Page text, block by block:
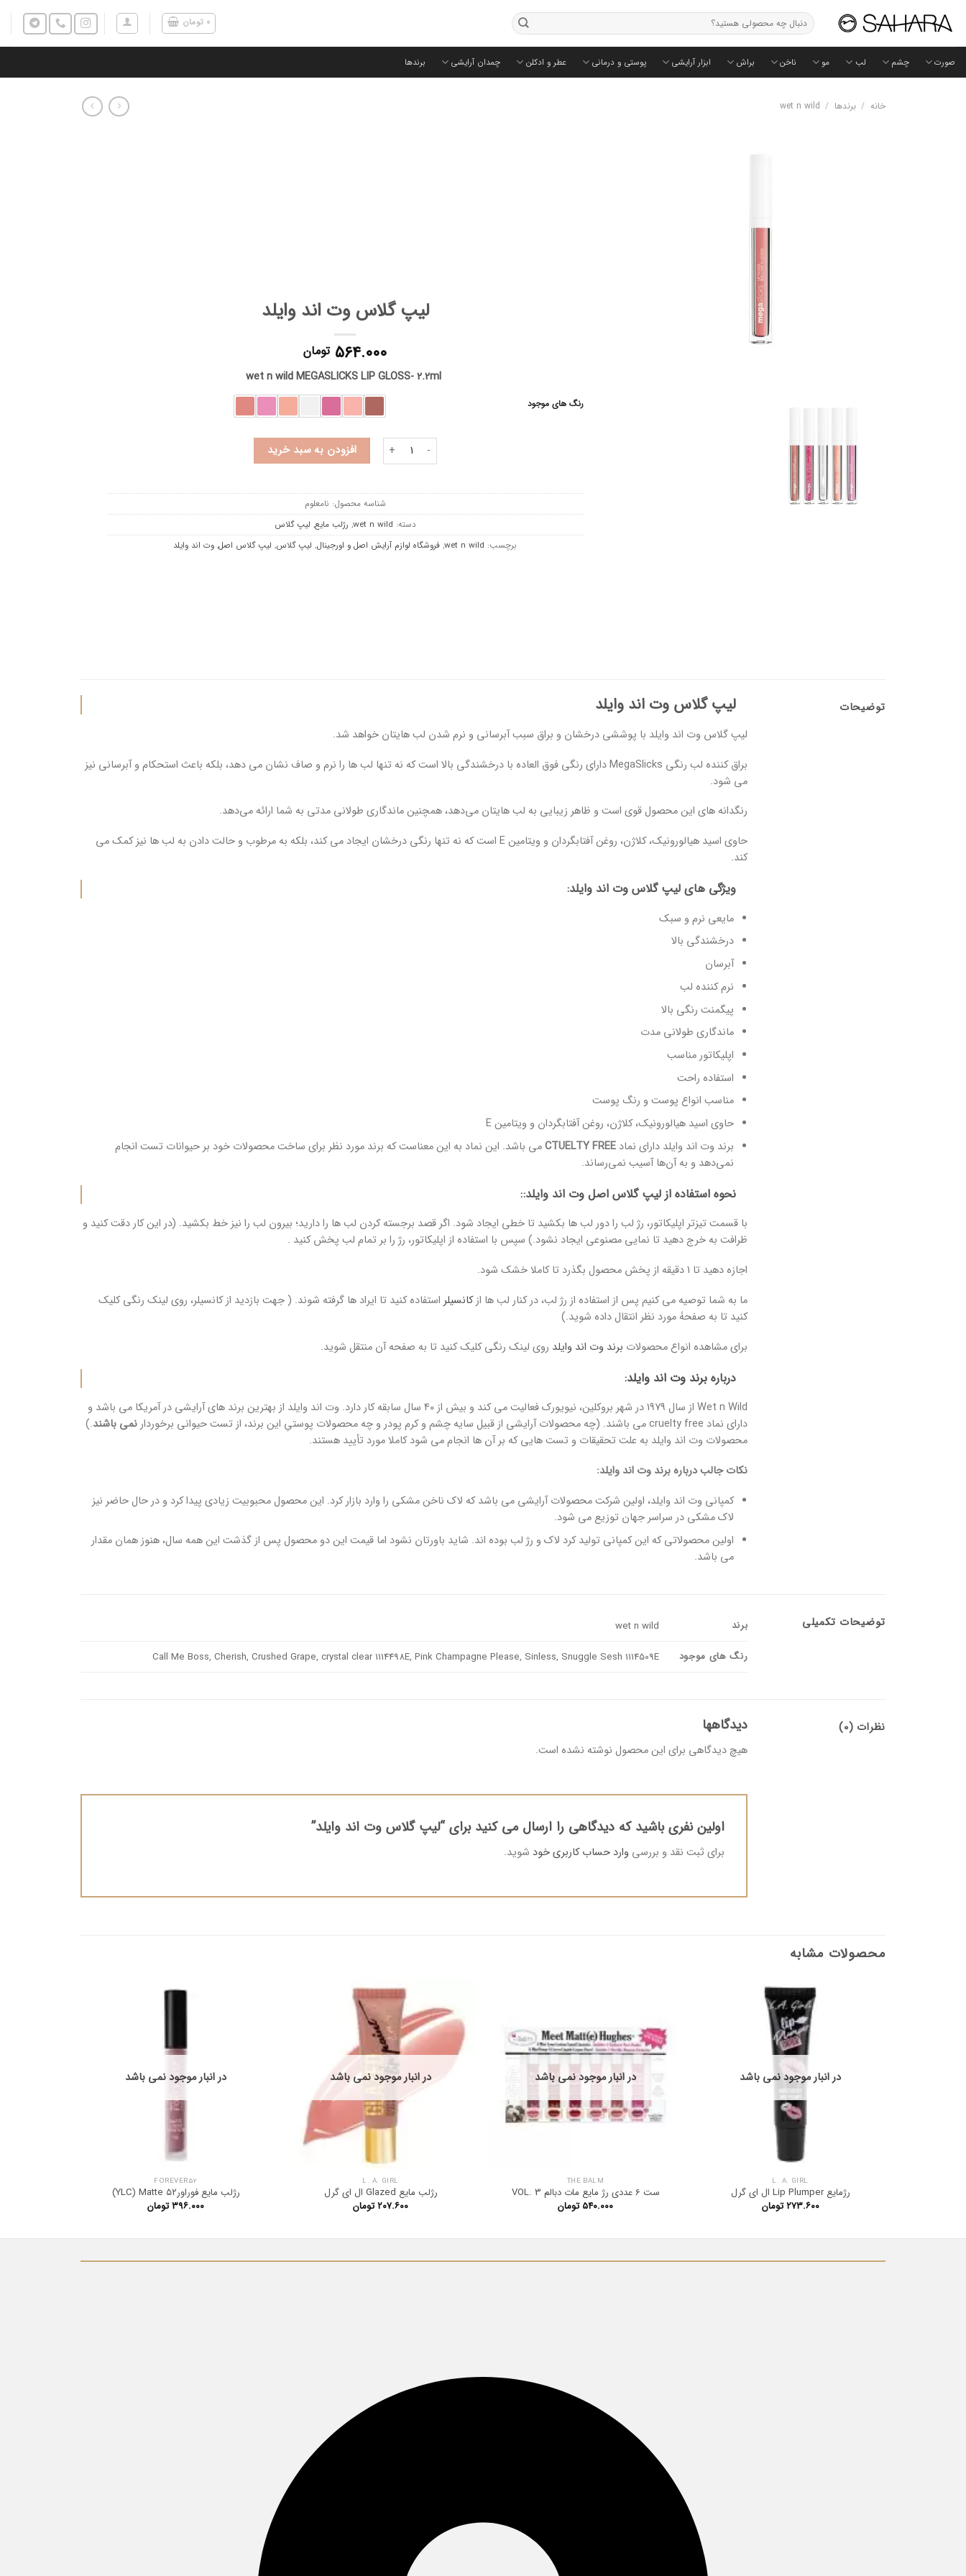
جستجو
برای:
۰ تومان
صورت چشم لب مو ناخن براش ابزار آرایشی پوستی و درمانی عطر و ادکلن چمدان آرایشی برندها
خانه / برندها /
wet n wild
لیپ گلاس وت اند وایلد
۵۶۴.۰۰۰ تومان
رنگ های موجود
لیپ گلاس وت اند وایلد عددافزودن به سبد خرید
شناسه محصول: نامعلوم
دسته: wet n wild
, رژلب مایع, لیپ گلاس
برچسب: wet n wild
, فروشگاه لوازم آرایش اصل و اورجینال, لیپ گلاس, لیپ گلاس اصل, وت اند وایلد
توضیحات لیپ گلاس وت اند وایلد
لیپ گلاس وت اند وایلد با پوششی درخشان و براق سبب آبرسانی و نرم شدن لب هایتان خواهد شد.
براق کننده لب رنگی MegaSlicks دارای رنگی فوق العاده با درخشندگی بالا است که نه تنها لب ها را نرم و صاف نشان می دهد، بلکه باعث استحکام و آبرسانی نیز
می شود.
رنگدانه های این محصول قوی است و ظاهر زیبایی به لب هایتان می‌دهد، همچنین ماندگاری طولانی مدتی به شما ارائه می‌دهد.
حاوی اسید هیالورونیک، کلاژن، روغن آفتابگردان و ویتامین E است که نه تنها رنگی درخشان ایجاد می کند، بلکه به مرطوب و حالت دادن به لب ها نیز کمک می
کند.
ویژگی های لیپ گلاس وت اند وایلد:
مایعی نرم و سبک
درخشندگی بالا
آبرسان
نرم کننده لب
پیگمنت رنگی بالا
ماندگاری طولانی مدت
اپلیکاتور مناسب
استفاده راحت
مناسب انواع پوست و رنگ پوست
حاوی اسید هیالورونیک، کلاژن، روغن آفتابگردان و ویتامین E
برند وت اند وایلد دارای نماد CTUELTY FREEمی باشد. این نماد به این معناست که برند مورد نظر برای ساخت محصولات خود بر حیوانات تست انجام
نمی‌دهد و به آن‌ها آسیب نمی‌رساند.
نحوه استفاده از لیپ گلاس اصل وت اند وایلد::
با قسمت تیزتر اپلیکاتور، رژ لب را دور لب ها بکشید تا خطی ایجاد شود. اگر قصد برجسته کردن لب ها را دارید؛ بیرون لب را نیز خط بکشید. (در این کار دقت کنید و
ظرافت به خرج دهید تا نمایی مصنوعی ایجاد نشود.) سپس با استفاده از اپلیکاتور، رژ را بر تمام لب پخش کنید .
اجازه دهید تا 1 دقیقه از پخش محصول بگذرد تا کاملا خشک شود.
ما به شما توصیه می کنیم پس از استفاده از رژ لب، در کنار لب ها ازکانسیلراستفاده کنید تا ایراد ها گرفته شوند. ( جهت بازدید از کانسیلر، روی لینک رنگی کلیک
کنید تا به صفحۀ مورد نظر انتقال داده شوید.)
برای مشاهده انواع محصولات برند وت اند وایلد روی لینک رنگی کلیک کنید تا به صفحه آن منتقل شوید.
درباره برند وت اند وایلد:
Wet n Wild از سال 1979 در شهر بروکلین، نیویورک فعالیت می کند و بیش از 40 سال سابقه کار دارد. وت اند وایلد از بهترین برند های آرایشی در آمریکا می باشد و
دارای نماد cruelty free می باشند. (چه محصولات آرایشی از قبیل سایه چشم و کرم پودر و چه محصولات پوستیِ این برند، از تست حیوانی برخوردار
نمی باشند.)
محصولات وت اند وایلد به علت تحقیقات و تست هایی که بر آن ها انجام می شود کاملا مورد تأیید هستند.
نکات جالب دربارۀ برند وت اند وایلد:
کمپانی وت اند وایلد، اولین شرکت محصولات آرایشی می باشد که لاک ناخن مشکی را وارد بازار کرد. این محصول محبوبیت زیادی پیدا کرد و در حال حاضر نیز
لاک مشکی در سراسر جهان توزیع می شود.
اولین محصولاتی که این کمپانی تولید کرد لاک و رژ لب بوده اند. شاید باورتان نشود اما قیمت این دو محصول پس از گذشت این همه سال، هنوز همان مقدار
می باشد.
توضیحات تکمیلی برند wet n wild
رنگ های موجود Call Me Boss, Cherish, Crushed Grape, crystal clear 1114498E, Pink Champagne Please, Sinless, Snuggle Sesh 1114509E
نظرات (0) دیدگاهها
هیچ دیدگاهی برای این محصول نوشته نشده است.
اولین نفری باشید که دیدگاهی را ارسال می کنید برای “لیپ گلاس وت اند وایلد”
برای ثبت نقد و بررسی وارد حساب کاربری خود شوید.
محصولات مشابه
در انبار موجود نمی باشد
L. A. GIRL
رژمایع Lip Plumper ال ای گرل
۲۷۳.۶۰۰ تومان
در انبار موجود نمی باشد
THE BALM
ست 6 عددی رژ مایع مات دبالم VOL. 3
۵۴۰.۰۰۰ تومان
در انبار موجود نمی باشد
L. A. GIRL
رژلب مایع Glazed ال ای گرل
۲۰۷.۶۰۰تومان
در انبار موجود نمی باشد
FOREVER52
رژلب مایع فوراور۵۲ YLC) Matte)
۳۹۶.۰۰۰تومان